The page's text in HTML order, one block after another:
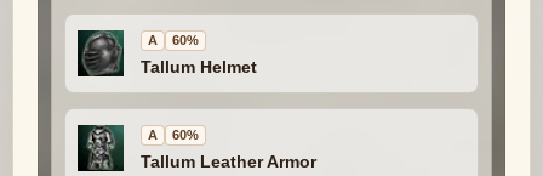
A 60%
Tallum Helmet
A 60%
Tallum Leather Armor